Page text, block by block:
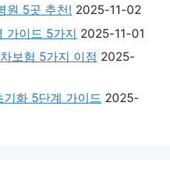
원 5곳 추천! 2025-11-02
가이드 5가지 2025-11-01
보험 5가지 이점 2025-
화 5단계 가이드 2025-